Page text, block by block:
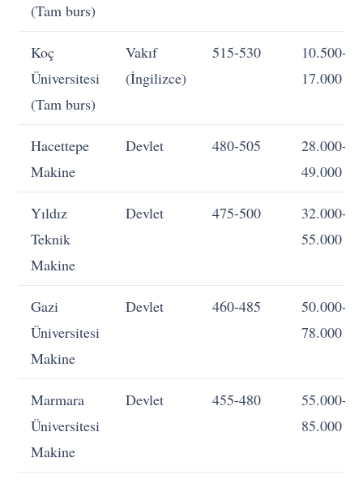
(Tam burs)
Koç
Üniversitesi
(Tam burs)
Vakıf
(İngilizce)
515-530
10.500-
17.000
Hacettepe
Makine
Devlet 480-505
28.000-
49.000
Yıldız
Teknik
Makine
Devlet 475-500
32.000-
55.000
Gazi
Üniversitesi
Makine
Devlet 460-485
50.000-
78.000
Marmara
Üniversitesi
Makine
Devlet 455-480
55.000-
85.000